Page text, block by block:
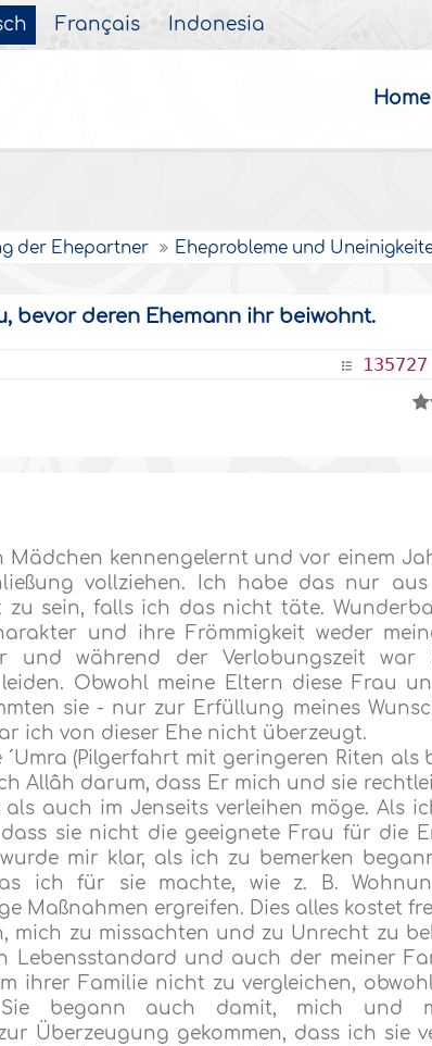
Français Indonesia
Home
der Ehepartner Eheprobleme und
bevor deren Ehemann ihr beiwohnt.
135727
Mädchen kennengelernt und vor einem
vollziehen. Ich habe das nur
zu sein, falls ich das nicht täte.
und ihre Frömmigkeit weder
und während der Verlobungszeit war
Obwohl meine Eltern diese Frau
sie - nur zur Erfüllung meines
ich von dieser Ehe nicht überzeugt.
´Umra (Pilgerfahrt mit geringeren Riten als
Allâh darum, dass Er mich und sie
auch im Jenseits verleihen möge. Als
sie nicht die geeignete Frau für die
mir klar, als ich zu bemerken
ich für sie machte, wie z. B.
Maßnahmen ergreifen. Dies alles kostet
mich zu missachten und zu Unrecht zu
Lebensstandard und auch der meiner
ihrer Familie nicht zu vergleichen,
begann auch damit, mich und
Überzeugung gekommen, dass ich sie